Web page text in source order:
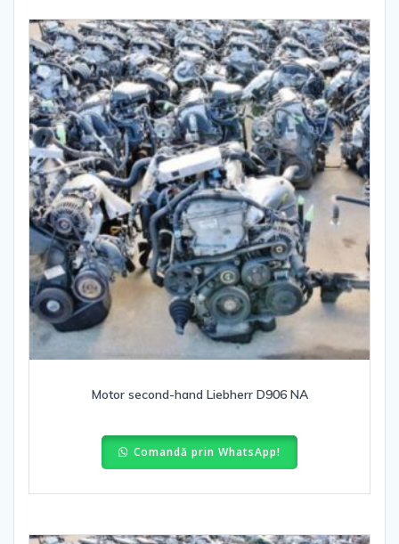
Motor second-hand Liebherr D906 NA
Comandă prin WhatsApp!